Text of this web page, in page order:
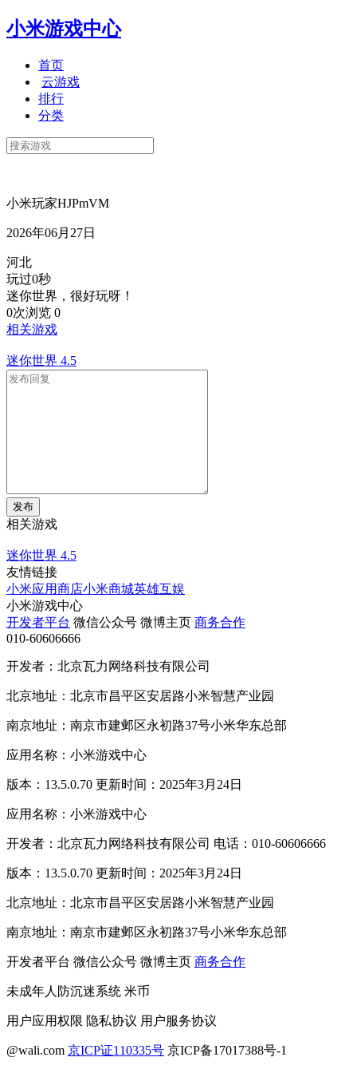
小米游戏中心
首页
云游戏
排行
分类
小米玩家HJPmVM
2026年06月27日
河北
玩过0秒
迷你世界，很好玩呀！
0次浏览 0
相关游戏
迷你世界 4.5
发布
相关游戏
迷你世界 4.5
友情链接
小米应用商店小米商城英雄互娱
小米游戏中心
开发者平台 微信公众号 微博主页 商务合作
010-60606666
开发者：北京瓦力网络科技有限公司
北京地址：北京市昌平区安居路小米智慧产业园
南京地址：南京市建邺区永初路37号小米华东总部
应用名称：小米游戏中心
版本：13.5.0.70 更新时间：2025年3月24日
应用名称：小米游戏中心
开发者：北京瓦力网络科技有限公司 电话：010-60606666
版本：13.5.0.70 更新时间：2025年3月24日
北京地址：北京市昌平区安居路小米智慧产业园
南京地址：南京市建邺区永初路37号小米华东总部
开发者平台 微信公众号 微博主页 商务合作
未成年人防沉迷系统 米币
用户应用权限 隐私协议 用户服务协议
@wali.com 京ICP证110335号 京ICP备17017388号-1